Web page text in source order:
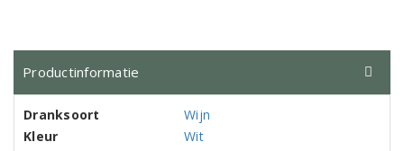
Productinformatie
Dranksoort
Wijn
Kleur
Wit